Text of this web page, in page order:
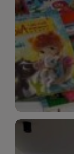
do
niemal
zawsze